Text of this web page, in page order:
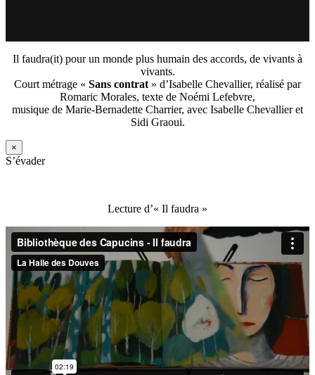
Il faudra(it) pour un monde plus humain des accords, de vivants à
vivants.
Court métrage « Sans contrat » d’Isabelle Chevallier, réalisé par
Romaric Morales, texte de Noémi Lefebvre,
musique de Marie-Bernadette Charrier, avec Isabelle Chevallier et
Sidi Graoui.
×
S’évader
Lecture d’« Il faudra »